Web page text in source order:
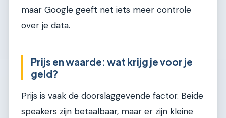
maar Google geeft net iets meer controle
over je data.
Prijs en waarde: wat krijg je voor je
geld?
Prijs is vaak de doorslaggevende factor. Beide
speakers zijn betaalbaar, maar er zijn kleine